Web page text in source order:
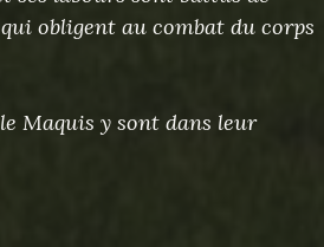
obligent au combat du corps
Maquis y sont dans leur